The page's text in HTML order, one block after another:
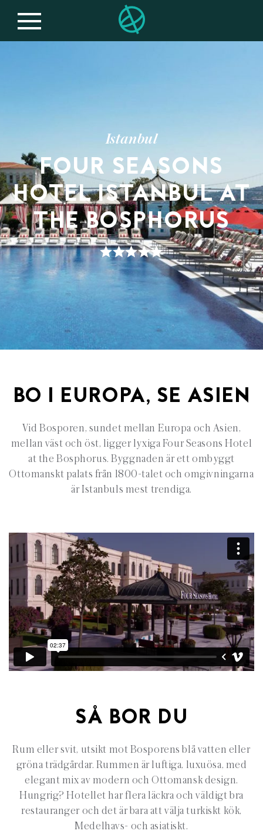
Istanbul
FOUR SEASONS
HOTEL ISTANBUL AT
THE BOSPHORUS
BO I EUROPA, SE ASIEN
Vid Bosporen, sundet mellan Europa och Asien,
mellan väst och öst, ligger lyxiga Four Seasons Hotel
at the Bosphorus. Byggnaden är ett ombyggt
Ottomanskt palats från 1800-talet och omgivningarna
är Istanbuls mest trendiga.
SÅ BOR DU
Rum eller svit, utsikt mot Bosporens blå vatten eller
gröna trädgårdar. Rummen är luftiga, luxuösa, med
elegant mix av modern och Ottomansk design.
Hungrig? Hotellet har flera läckra och väldigt bra
restauranger och det är bara att välja turkiskt kök,
Medelhavs- och asiatiskt.